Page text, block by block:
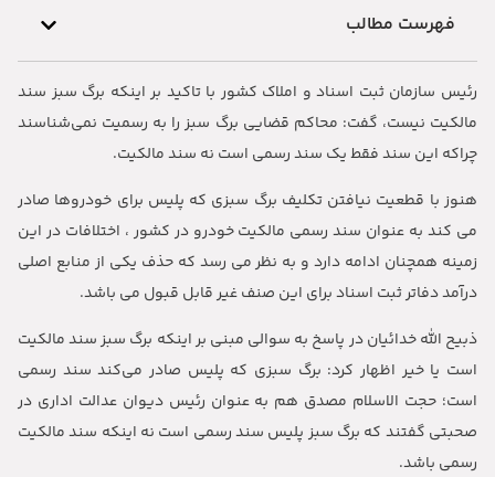
فهرست مطالب
رئیس سازمان ثبت اسناد و املاک کشور با تاکید بر اینکه برگ سبز سند
مالکیت نیست، گفت: محاکم قضایی برگ سبز را به رسمیت نمی‌شناسند
چراکه این سند فقط یک سند رسمی است نه سند مالکیت.
هنوز با قطعیت نیافتن تکلیف برگ سبزی که پلیس برای خودروها صادر
می کند به عنوان سند رسمی مالکیت خودرو در کشور ، اختلافات در این
زمینه همچنان ادامه دارد و به نظر می رسد که حذف یکی از منابع اصلی
درآمد دفاتر ثبت اسناد برای این صنف غیر قابل قبول می باشد.
ذبیح الله خدائیان در پاسخ به سوالی مبنی بر اینکه برگ سبز سند مالکیت
است یا خیر اظهار کرد: برگ سبزی که پلیس صادر می‌کند سند رسمی
است؛ حجت الاسلام مصدق هم به عنوان رئیس دیوان عدالت اداری در
صحبتی گفتند که برگ سبز پلیس سند رسمی است نه اینکه سند مالکیت
رسمی باشد.